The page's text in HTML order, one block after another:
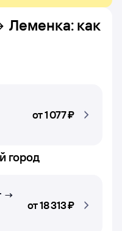
Леменка: как
от1 ⁠077 ⁠₽
город
→
от18 ⁠313 ⁠₽